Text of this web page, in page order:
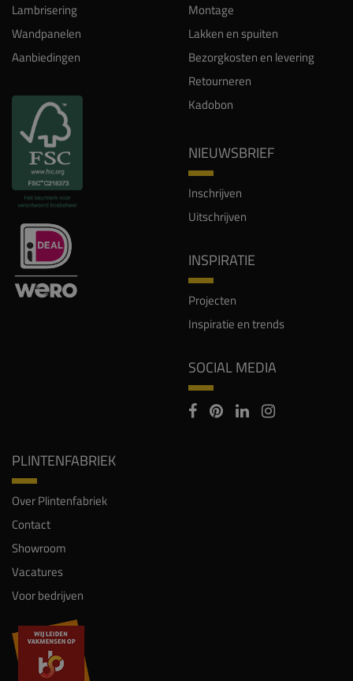
Lambrisering
Wandpanelen
Aanbiedingen
Montage
Lakken en spuiten
Bezorgkosten en levering
Retourneren
Kadobon
NIEUWSBRIEF
Inschrijven
Uitschrijven
INSPIRATIE
Projecten
Inspiratie en trends
SOCIAL MEDIA
PLINTENFABRIEK
Over Plintenfabriek
Contact
Showroom
Vacatures
Voor bedrijven